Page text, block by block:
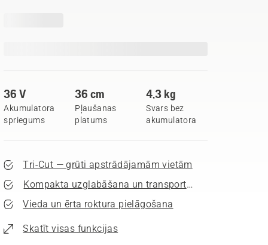
36 V
Akumulatora
spriegums
36 cm
Pļaušanas
platums
4,3 kg
Svars bez
akumulatora
Tri-Cut — grūti apstrādājamām vietām
Kompakta uzglabāšana un transportēšana
Vieda un ērta roktura pielāgošana
Skatīt visas funkcijas